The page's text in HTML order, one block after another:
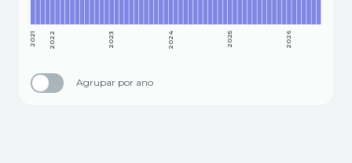
2026
2025
2024
2023
2022
2021
Agrupar por ano